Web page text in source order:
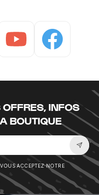
INFOS
BOUTIQUE
ACCEPTEZ NOTRE